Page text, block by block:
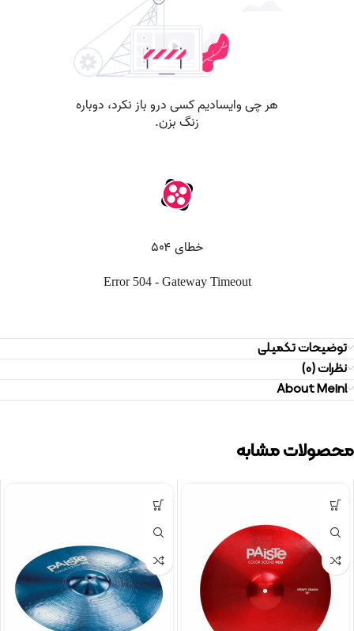
توضیحات تکمیلی
نظرات (0)
About Meinl
محصولات مشابه